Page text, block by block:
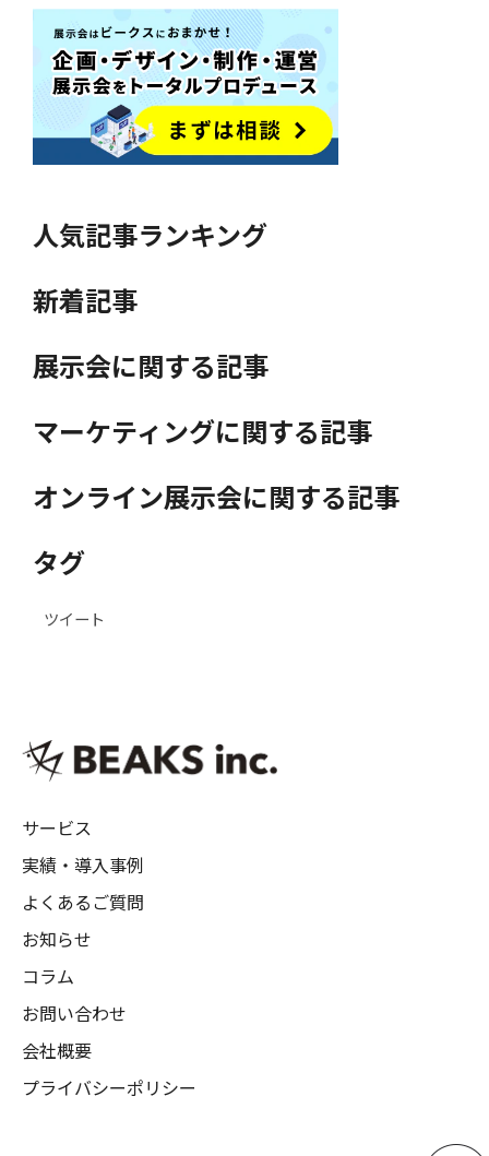
人気記事ランキング
新着記事
展示会に関する記事
マーケティングに関する記事
オンライン展示会に関する記事
タグ
ツイート
サービス
実績・導入事例
よくあるご質問
お知らせ
コラム
お問い合わせ
会社概要
プライバシーポリシー